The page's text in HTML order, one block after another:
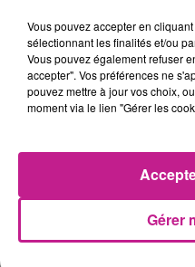
Petit entretien courant
réparations simples,
Logistique quotidienne
colis, sortie des
CONDITIONS DU POSTE :
Temps plein – 35H/
Rémunération: SMIC
Vous pouvez accepter en
sélectionnant les finalités et/ou
Vous pouvez également refuser
accepter". Vos préférences ne
pouvez mettre à jour vos choix,
moment via le lien "Gérer les
Gérer